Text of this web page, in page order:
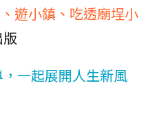
遊小鎮、吃透廟埕小
一起展開人生新風